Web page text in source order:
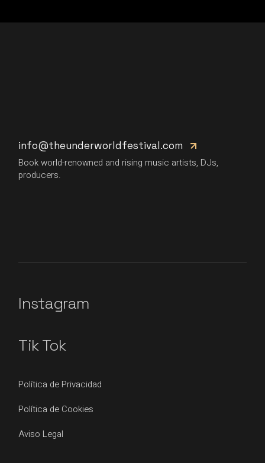
info@theunderworldfestival.com
Book world-renowned and rising music artists, DJs,
producers.
Instagram
Tik Tok
Política de Privacidad
Política de Cookies
Aviso Legal